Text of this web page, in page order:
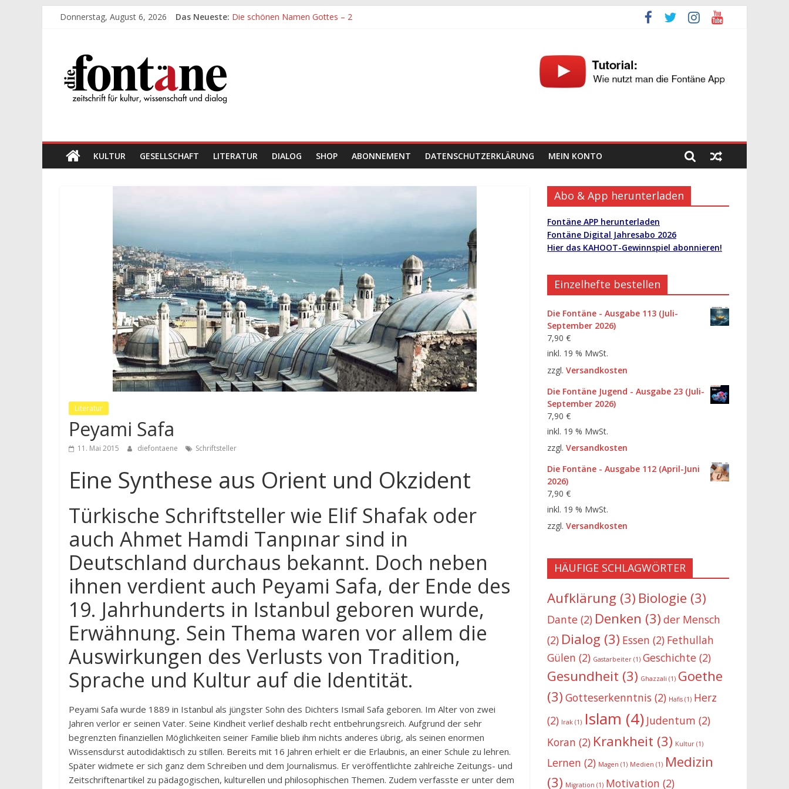
ZumDonnerstag, August 6, 2026 Das Neueste: Die schönen Namen Gottes – 2
Die
Fontäne
kultur,
wissenschaft
und
KULTUR GESELLSCHAFT LITERATUR DIALOG SHOP ABONNEMENT DATENSCHUTZERKLÄRUNG MEIN KONTO
Literatur
Peyami Safa
11. Mai 2015 diefontaene Schriftsteller
Eine Synthese aus Orient und Okzident
Türkische Schriftsteller wie Elif Shafak oder
auch Ahmet Hamdi Tanpınar sind in
Deutschland durchaus bekannt. Doch neben
ihnen verdient auch Peyami Safa, der Ende des
19. Jahrhunderts in Istanbul geboren wurde,
Erwähnung. Sein Thema waren vor allem die
Auswirkungen des Verlusts von Tradition,
Sprache und Kultur auf die Identität.
Peyami Safa wurde 1889 in Istanbul als jüngster Sohn des Dichters Ismail Safa geboren. Im Alter von zwei
Jahren verlor er seinen Vater. Seine Kindheit verlief deshalb recht entbehrungsreich. Aufgrund der sehr
begrenzten finanziellen Möglichkeiten seiner Familie blieb ihm nichts anderes übrig, als seinen enormen
Wissensdurst autodidaktisch zu stillen. Bereits mit 16 Jahren erhielt er die Erlaubnis, an einer Schule zu lehren.
Später widmete er sich ganz dem Schreiben und dem Journalismus. Er veröffentlichte zahlreiche Zeitungs- und
Zeitschriftenartikel zu pädagogischen, kulturellen und philosophischen Themen. Zudem verfasste er unter dem
Abo & App herunterladen
Fontäne APP herunterladen
Fontäne Digital Jahresabo 2026
Hier das KAHOOT-Gewinnspiel abonnieren!
Einzelhefte bestellen
Die Fontäne - Ausgabe 113 (Juli-
September 2026)
7,90 €
inkl. 19 % MwSt.
zzgl. Versandkosten
Die Fontäne Jugend - Ausgabe 23 (Juli-
September 2026)
7,90 €
inkl. 19 % MwSt.
zzgl. Versandkosten
Die Fontäne - Ausgabe 112 (April-Juni
2026)
7,90 €
inkl. 19 % MwSt.
zzgl. Versandkosten
HÄUFIGE SCHLAGWÖRTER
Aufklärung (3) Biologie (3)
Dante (2) Denken (3) der Mensch
(2) Dialog (3) Essen (2) Fethullah
Gülen (2) Gastarbeiter (1) Geschichte (2)
Gesundheit (3) Ghazzali (1) Goethe
(3) Gotteserkenntnis (2) Hafis (1) Herz
(2) Irak (1) Islam (4) Judentum (2)
Koran (2) Krankheit (3) Kultur (1)
Lernen (2) Magen (1) Medien (1) Medizin
(3) Migration (1) Motivation (2)